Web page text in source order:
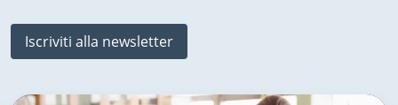
Iscriviti alla newsletter